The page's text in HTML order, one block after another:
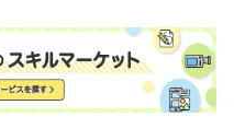
務管理士 取得年 : 2018年
タルヘルス指導員
取得年 : 2